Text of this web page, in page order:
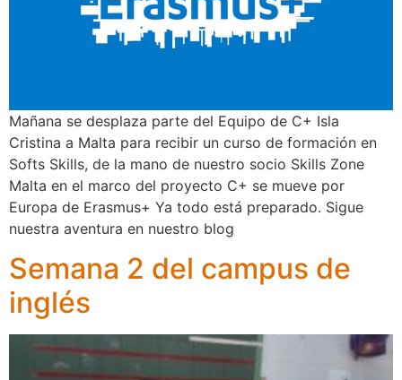
Mañana se desplaza parte del Equipo de C+ Isla
Cristina a Malta para recibir un curso de formación en
Softs Skills, de la mano de nuestro socio Skills Zone
Malta en el marco del proyecto C+ se mueve por
Europa de Erasmus+ Ya todo está preparado. Sigue
nuestra aventura en nuestro blog
Semana 2 del campus de
inglés